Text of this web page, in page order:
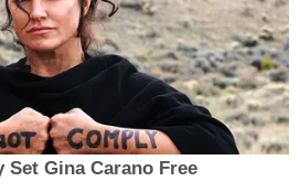
Gina Carano Free